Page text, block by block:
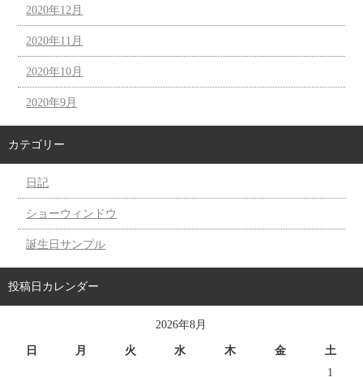
2020年12月
2020年11月
2020年10月
2020年9月
カテゴリー
日記
ショーウィンドウ
誕生日サンプル
投稿日カレンダー
2026年8月
日 月 火 水 木 金
土
1